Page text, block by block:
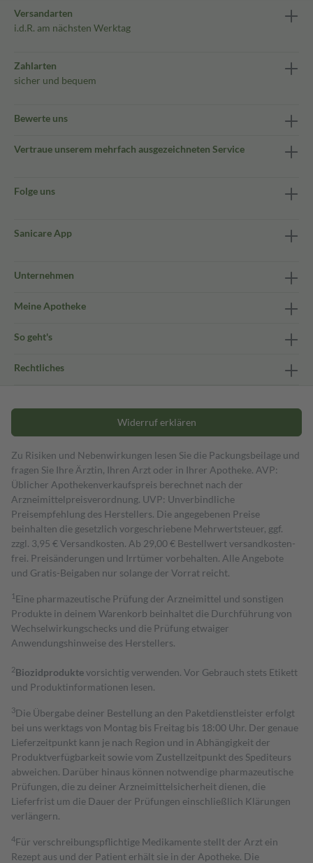
Versandarten
i.d.R. am nächsten Werktag
Zahlarten
sicher und bequem
Bewerte uns
Vertraue unserem mehrfach ausgezeichneten Service
Folge uns
Sanicare App
Unternehmen
Meine Apotheke
So geht's
Rechtliches
Widerruf erklären
Zu Risiken und Nebenwirkungen lesen Sie die Packungsbeilage und
fragen Sie Ihre Ärztin, Ihren Arzt oder in Ihrer Apotheke. AVP:
Üblicher Apothekenverkaufspreis berechnet nach der
Arzneimittelpreisverordnung. UVP: Unverbindliche
Preisempfehlung des Herstellers. Die angegebenen Preise
beinhalten die gesetzlich vorgeschriebene Mehrwertsteuer, ggf.
zzgl. 3,95 € Versandkosten. Ab 29,00 € Bestell­wert versand­kosten­
frei. Preisänderungen und Irrtümer vorbehalten. Alle Angebote
und Gratis-Beigaben nur solange der Vorrat reicht.
1 Eine pharmazeutische Prüfung der Arzneimittel und sonstigen
Produkte in deinem Warenkorb beinhaltet die Durchführung von
Wechselwirkungschecks und die Prüfung etwaiger
Anwendungshinweise des Herstellers.
2Biozidproduktevorsichtig verwenden. Vor Gebrauch stets Etikett
und Produktinformationen lesen.
3Die Übergabe deiner Bestellung an den Paketdienstleister erfolgt
bei uns werktags von Montag bis Freitag bis 18:00 Uhr. Der genaue
Lieferzeitpunkt kann je nach Region und in Abhängigkeit der
Produktverfügbarkeit sowie vom Zustellzeitpunkt des Spediteurs
abweichen. Darüber hinaus können notwendige pharmazeutische
Prüfungen, die zu deiner Arzneimittelsicherheit dienen, die
Lieferfrist um die Dauer der Prüfungen einschließlich Klärungen
verlängern.
4Für verschreibungspflichtige Medikamente stellt der Arzt ein
Rezept aus und der Patient erhält sie in der Apotheke. Die